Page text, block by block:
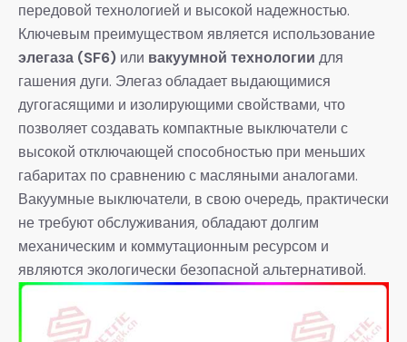
передовой технологией и высокой надежностью.
Ключевым преимуществом является использование
элегаза (SF6) ​ или вакуумной технологии ​ для
гашения дуги. Элегаз обладает выдающимися
дугогасящими и изолирующими свойствами, что
позволяет создавать компактные выключатели с
высокой отключающей способностью при меньших
габаритах по сравнению с масляными аналогами.
Вакуумные выключатели, в свою очередь, практически
не требуют обслуживания, обладают долгим
механическим и коммутационным ресурсом и
являются экологически безопасной альтернативой.